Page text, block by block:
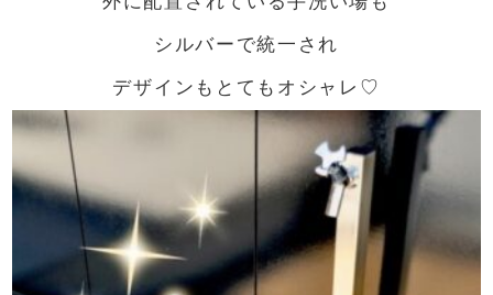
シルバーで統一され
デザインもとてもオシャレ♡